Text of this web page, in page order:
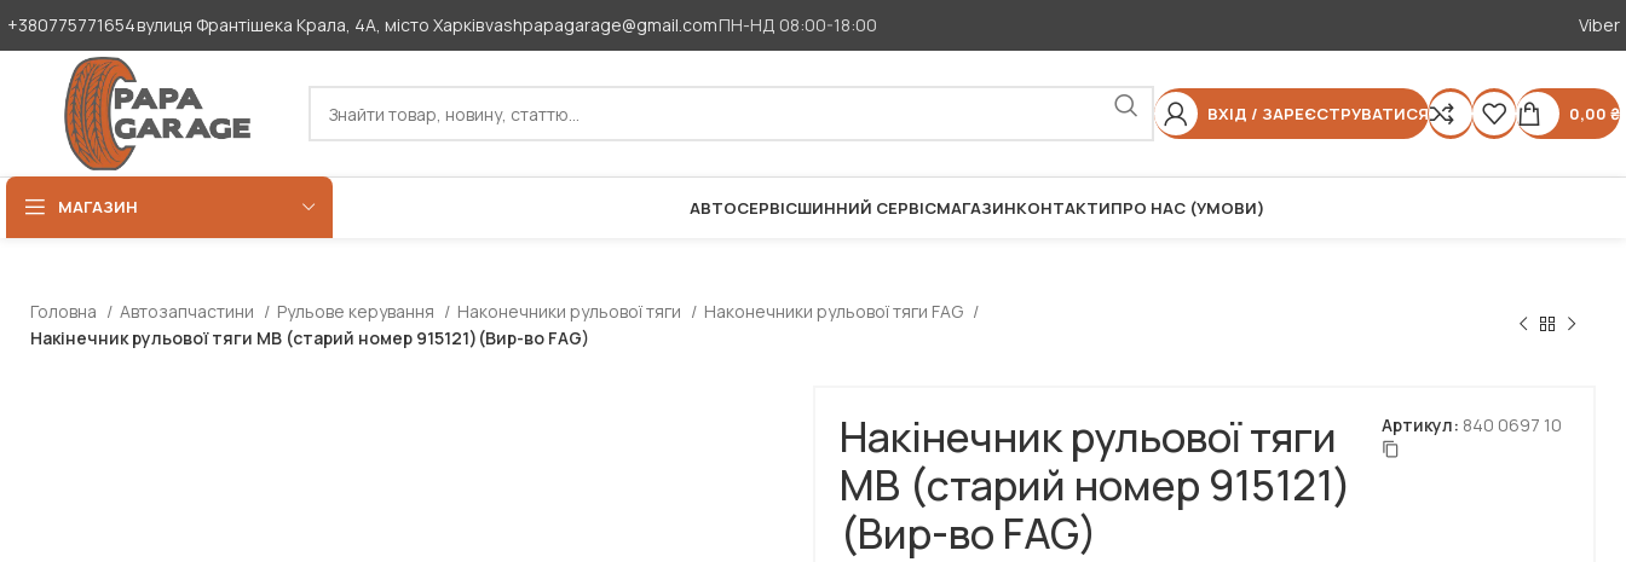
+380775771654вулиця Франтішека Крала, 4А, місто Харківvashpapagarage@gmail.comПН-НД 08:00-18:00 Viber
ВХІД / ЗАРЕЄСТРУВАТИСЯ 0,00 ₴
МАГАЗИН АВТОСЕРВІСШИННИЙ СЕРВІСМАГАЗИНКОНТАКТИПРО НАС (УМОВИ)
Головна Автозапчастини Рульове керування Наконечники рульової тяги
Наконечники рульової тяги FAG
Накінечник рульової тяги MB (старий номер 915121)(Вир-во FAG)
Накінечник рульової тяги
MB (старий номер 915121)
(Вир-во FAG)
Артикул: 840 0697 10